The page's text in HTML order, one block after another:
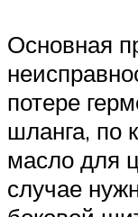
Основная
потере
шланга, по
масло для
случае